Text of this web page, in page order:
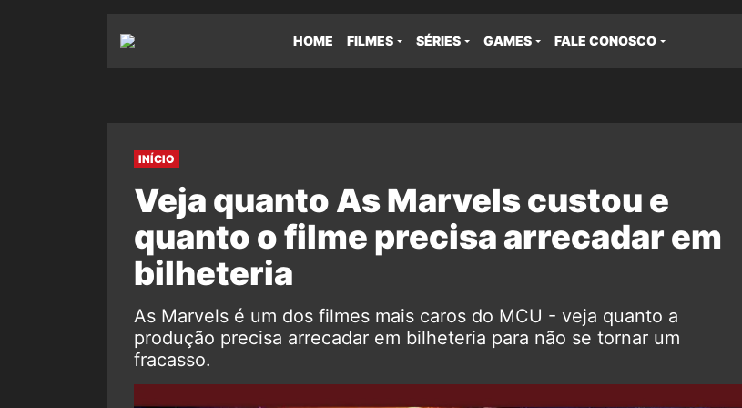
HOME FILMES SÉRIES GAMES FALE CONOSCO
INÍCIO
Veja quanto As Marvels custou e
quanto o filme precisa arrecadar em
bilheteria
As Marvels é um dos filmes mais caros do MCU - veja quanto a
produção precisa arrecadar em bilheteria para não se tornar um
fracasso.